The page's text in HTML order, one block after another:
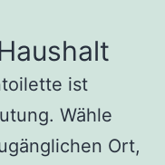
ist
Wähle
Ort,